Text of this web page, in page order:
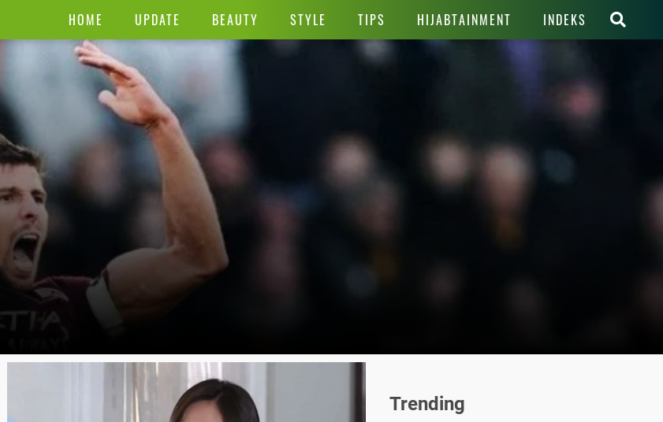
HOME UPDATE BEAUTY STYLE TIPS HIJABTAINMENT INDEKS
Trending